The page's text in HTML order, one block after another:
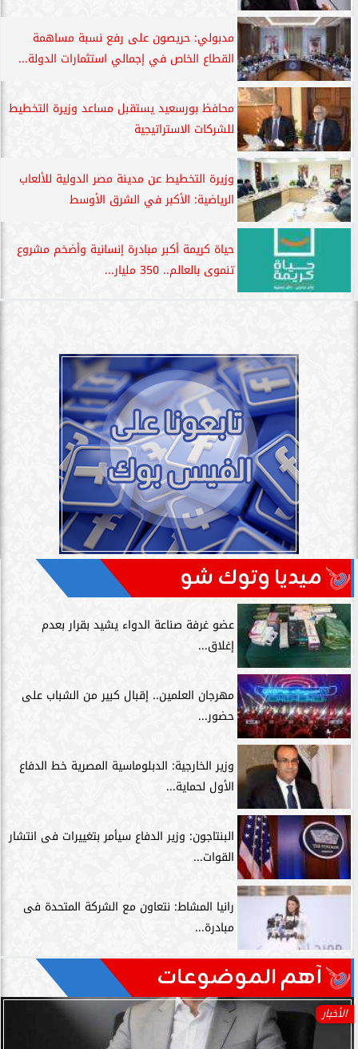
مدبولي: حريصون على رفع نسبة مساهمة
القطاع الخاص في إجمالي استثمارات الدولة...
محافظ بورسعيد يستقبل مساعد وزيرة التخطيط
للشركات الاستراتيجية
وزيرة التخطيط عن مدينة مصر الدولية للألعاب
الرياضية: الأكبر في الشرق الأوسط
حياة كريمة أكبر مبادرة إنسانية وأضخم مشروع
تنموى بالعالم.. 350 مليار...
ميديا وتوك شو
عضو غرفة صناعة الدواء يشيد بقرار بعدم
إغلاق...
مهرجان العلمين.. إقبال كبير من الشباب على
حضور...
وزير الخارجية: الدبلوماسية المصرية خط الدفاع
الأول لحماية...
البنتاجون: وزير الدفاع سيأمر بتغييرات فى انتشار
القوات...
رانيا المشاط: نتعاون مع الشركة المتحدة فى
مبادرة...
آهم الموضوعات
الأخبار